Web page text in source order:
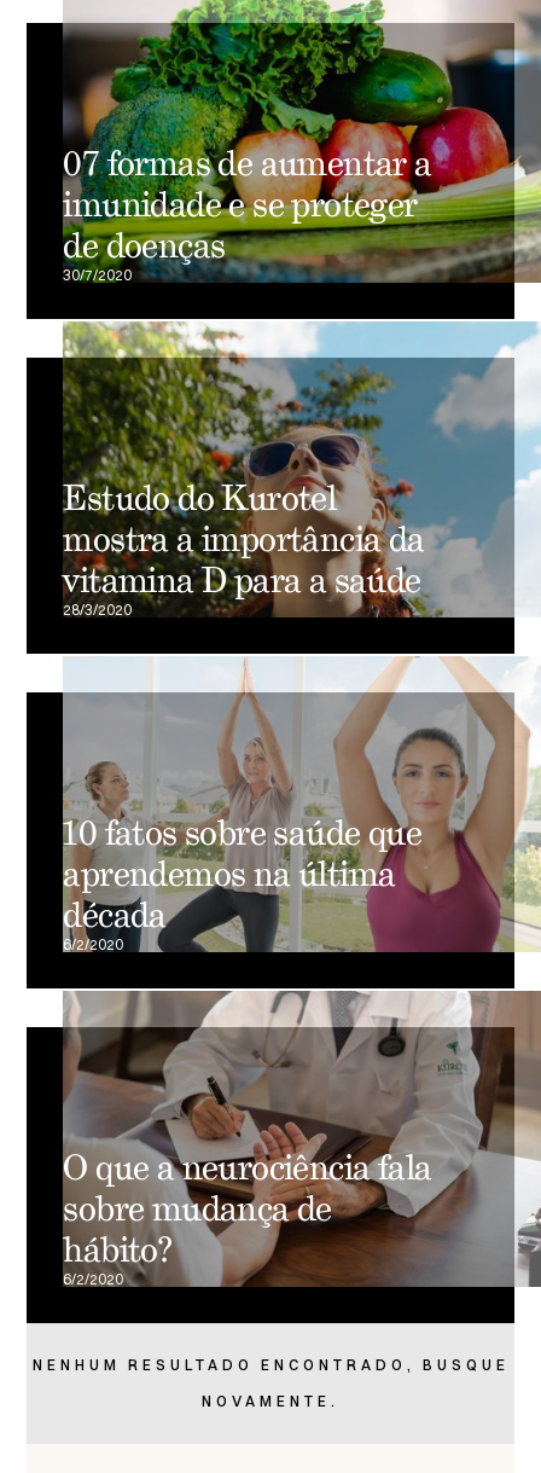
07 formas de aumentar a
imunidade e se proteger
de doenças
30/7/2020
Estudo do Kurotel
mostra a importância da
vitamina D para a saúde
28/3/2020
10 fatos sobre saúde que
aprendemos na última
década
6/2/2020
O que a neurociência fala
sobre mudança de
hábito?
6/2/2020
NENHUM RESULTADO ENCONTRADO, BUSQUE
NOVAMENTE.